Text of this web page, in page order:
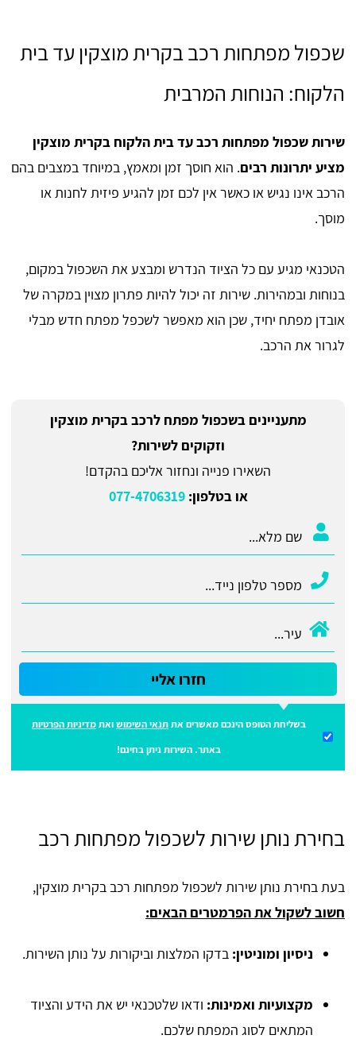
שכפול מפתחות רכב בקרית מוצקין עד בית
הלקוח: הנוחות המרבית
שירות שכפול מפתחות רכב עד בית הלקוח בקרית מוצקין
מציע יתרונות רבים. הוא חוסך זמן ומאמץ, במיוחד במצבים בהם
הרכב אינו נגיש או כאשר אין לכם זמן להגיע פיזית לחנות או
מוסך.
הטכנאי מגיע עם כל הציוד הנדרש ומבצע את השכפול במקום,
בנוחות ובמהירות. שירות זה יכול להיות פתרון מצוין במקרה של
אובדן מפתח יחיד, שכן הוא מאפשר לשכפל מפתח חדש מבלי
לגרור את הרכב.
מתעניינים בשכפול מפתח לרכב בקרית מוצקין
וזקוקים לשירות?
השאירו פנייה ונחזור אליכם בהקדם!
או בטלפון:077-4706319
חזרו אליי
בשליחת הטופס הינכם מאשרים אתתנאי השימושואתמדיניות הפרטיות
באתר. השירות ניתן בחינם!
בחירת נותן שירות לשכפול מפתחות רכב
בעת בחירת נותן שירות לשכפול מפתחות רכב בקרית מוצקין,
חשוב לשקול את הפרמטרים הבאים:
ניסיון ומוניטין: בדקו המלצות וביקורות על נותן השירות.
מקצועיות ואמינות: ודאו שלטכנאי יש את הידע והציוד
המתאים לסוג המפתח שלכם.